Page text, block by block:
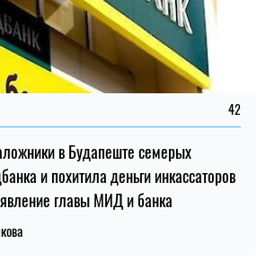
42
в Будапеште семерых
и похитила деньги инкассаторов
главы МИД и банка